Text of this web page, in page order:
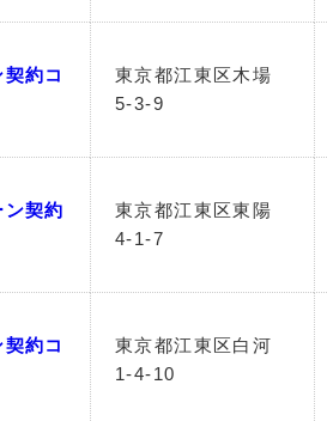
約コ
東京都江東区木場
5-3-9
契約
東京都江東区東陽
4-1-7
約コ
東京都江東区白河
1-4-10